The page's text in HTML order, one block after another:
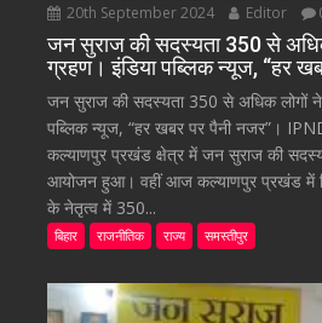
20th September 2024 Editor
जन सुराज की सदस्यता 350 से
ग्रहण। इंडिया पब्लिक न्यूज, “हर
जन सुराज की सदस्यता 350 से अधिक लोगों ने
पब्लिक न्यूज, “हर खबर पर पैनी नजर”।
कल्याणपुर प्रखंड क्षेत्र में जन सुराज की
आयोजन हुआ। वहीं आज कल्याणपुर प्रखंड में
के नेतृत्व में 350...
बिहार राजनीतिक राज्य समस्तीपुर